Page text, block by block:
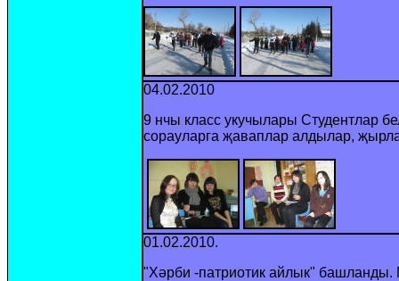
04.02.2010
9 нчы класс укучылары Студентлар
сорауларга җаваплар алдылар,
01.02.2010.
"Хәрби -патриотик айлык"